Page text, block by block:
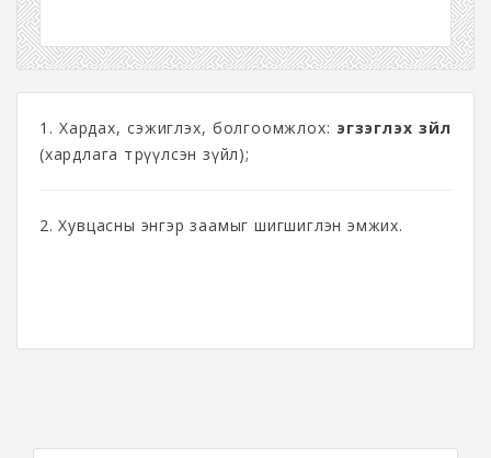
1. Хардах, сэжиглэх, болгоомжлох: эгзэглэх зүйл
(хардлага төрүүлсэн зүйл);
2. Хувцасны энгэр заамыг шигшиглэн эмжих.